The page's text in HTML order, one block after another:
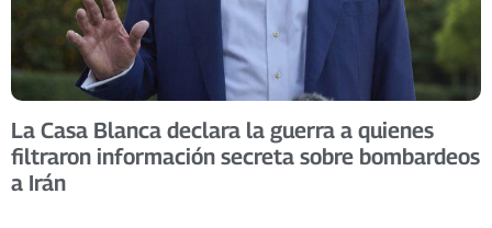
La Casa Blanca declara la guerra a quienes
filtraron información secreta sobre bombardeos
a Irán